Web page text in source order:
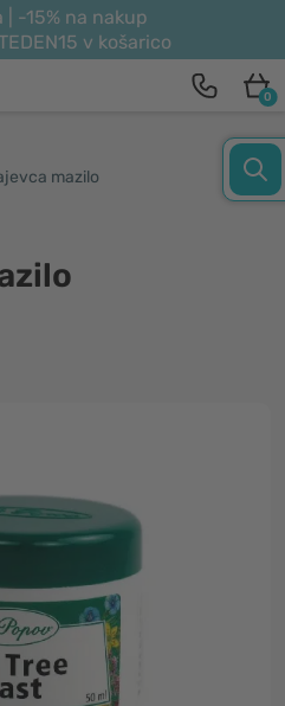
-15% na nakup
v košarico
0
mazilo